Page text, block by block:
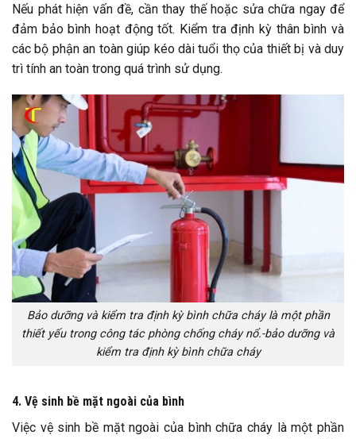
Nếu phát hiện vấn đề, cần thay thế hoặc sửa chữa ngay để
đảm bảo bình hoạt động tốt. Kiểm tra định kỳ thân bình và
các bộ phận an toàn giúp kéo dài tuổi thọ của thiết bị và duy
trì tính an toàn trong quá trình sử dụng.
Bảo dưỡng và kiểm tra định kỳ bình chữa cháy là một phần
thiết yếu trong công tác phòng chống cháy nổ.-bảo dưỡng và
kiểm tra định kỳ bình chữa cháy
4. Vệ sinh bề mặt ngoài của bình
Việc vệ sinh bề mặt ngoài của bình chữa cháy là một phần